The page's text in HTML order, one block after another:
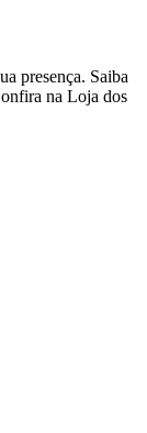
presença. Saiba
na Loja dos